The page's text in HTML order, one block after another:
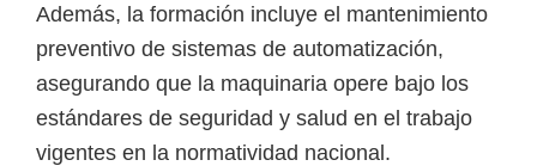
Además, la formación incluye el mantenimiento
preventivo de sistemas de automatización,
asegurando que la maquinaria opere bajo los
estándares de seguridad y salud en el trabajo
vigentes en la normatividad nacional.